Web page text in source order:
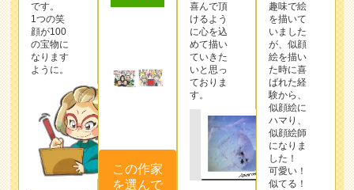
です。
1つの笑
顔が100
の宝物に
なります
ように。
を選んで
注文する
喜んで頂
けるよう
に心を込
めて描い
ていきた
いと思っ
ておりま
す。
趣味で絵
を描いて
いました
が、似顔
絵を描い
た時に喜
ばれた経
験から、
似顔絵に
ハマり、
似顔絵師
になりま
した！
可愛い！
似てる！